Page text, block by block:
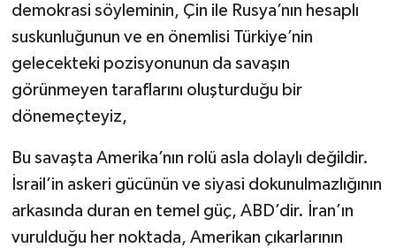
demokrasi söyleminin, Çin ile Rusya’nın hesaplı
suskunluğunun ve en önemlisi Türkiye’nin
gelecekteki pozisyonunun da savaşın
görünmeyen taraflarını oluşturduğu bir
dönemeçteyiz,
Bu savaşta Amerika’nın rolü asla dolaylı değildir.
İsrail’in askeri gücünün ve siyasi dokunulmazlığının
arkasında duran en temel güç, ABD’dir. İran’ın
vurulduğu her noktada, Amerikan çıkarlarının